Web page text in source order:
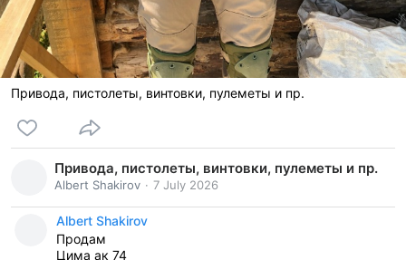
Привода, пистолеты, винтовки, пулеметы и пр.
Привода, пистолеты, винтовки, пулеметы и пр.
Albert Shakirov 7 July 2026
Albert Shakirov
Продам
Цима ак 74